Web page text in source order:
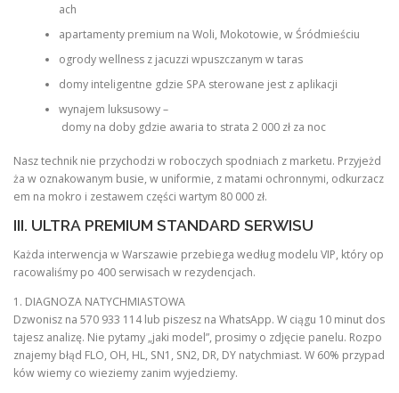
ach
apartamenty premium na Woli, Mokotowie, w Śródmieściu
ogrody wellness z jacuzzi wpuszczanym w taras
domy inteligentne gdzie SPA sterowane jest z aplikacji
wynajem luksusowy –
domy na doby gdzie awaria to strata 2 000 zł za noc
Nasz technik nie przychodzi w roboczych spodniach z marketu. Przyjeżd
ża w oznakowanym busie, w uniformie, z matami ochronnymi, odkurzacz
em na mokro i zestawem części wartym 80 000 zł.
III. ULTRA PREMIUM STANDARD SERWISU
Każda interwencja w Warszawie przebiega według modelu VIP, który op
racowaliśmy po 400 serwisach w rezydencjach.
1. DIAGNOZA NATYCHMIASTOWA
Dzwonisz na 570 933 114 lub piszesz na WhatsApp. W ciągu 10 minut dos
tajesz analizę. Nie pytamy „jaki model”, prosimy o zdjęcie panelu. Rozpo
znajemy błąd FLO, OH, HL, SN1, SN2, DR, DY natychmiast. W 60% przypad
ków wiemy co wieziemy zanim wyjedziemy.